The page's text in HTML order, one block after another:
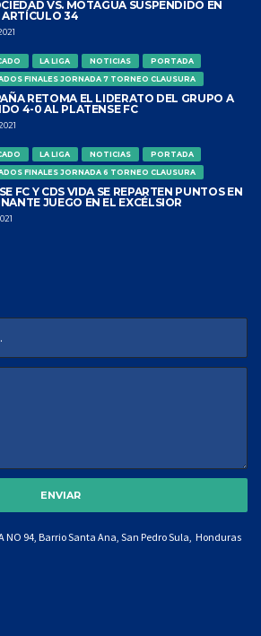
VS. MOTAGUA SUSPENDIDO EN
ARTÍCULO 34
LA LIGA NOTICIAS
PORTADA
FINALES JORNADA 7 TORNEO CLAUSURA
RETOMA EL LIDERATO DEL GRUPO A
4-0 AL PLATENSE FC
LA LIGA NOTICIAS
PORTADA
FINALES JORNADA 6 TORNEO CLAUSURA
FC Y CDS VIDA SE REPARTEN PUNTOS EN
JUEGO EN EL EXCÉLSIOR
NO 94, Barrio Santa Ana, San Pedro Sula, Honduras